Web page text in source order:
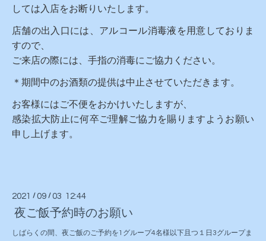
しては入店をお断りいたします。
店舗の出入口には、アルコール消毒液を用意しておりま
すので、
ご来店の際には、手指の消毒にご協力ください。
＊期間中のお酒類の提供は中止させていただきます。
お客様にはご不便をおかけいたしますが、
感染拡大防止に何卒ご理解ご協力を賜りますようお願い
申し上げます。
2021 / 09 / 03 12:44
夜ご飯予約時のお願い
しばらくの間、夜ご飯のご予約を1グループ4名様以下且つ１日3グループま